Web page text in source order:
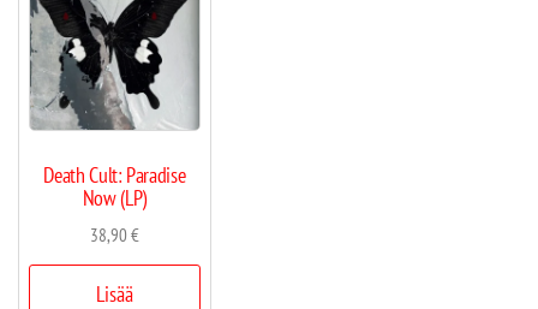
Death Cult: Paradise
Now (LP)
38,90€
Lisää